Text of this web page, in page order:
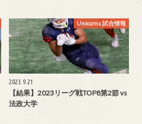
Unicorns 試合情報
2023.9.21
【結果】2023リーグ戦TOP8第2節 vs
法政大学